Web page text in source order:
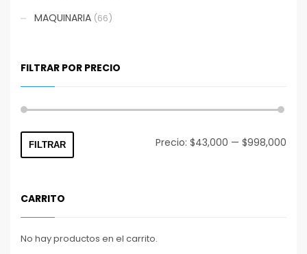
MAQUINARIA (66)
FILTRAR POR PRECIO
FILTRAR Precio: $43,000 — $998,000
CARRITO
No hay productos en el carrito.